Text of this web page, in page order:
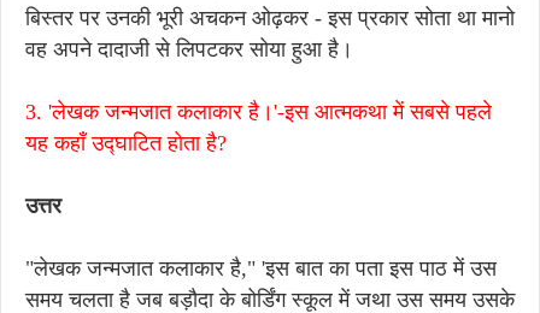
बिस्तर पर उनकी भूरी अचकन ओढ़कर - इस प्रकार सोता था मानो
वह अपने दादाजी से लिपटकर सोया हुआ है।
3. 'लेखक जन्मजात कलाकार है।'-इस आत्मकथा में सबसे पहले
यह कहाँ उद्घाटित होता है?
उत्तर
"लेखक जन्मजात कलाकार है," 'इस बात का पता इस पाठ में उस
समय चलता है जब बड़ौदा के बोर्डिंग स्कूल में जथा उस समय उसके